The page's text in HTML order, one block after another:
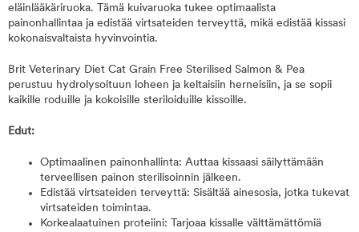
eläinlääkäriruoka. Tämä kuivaruoka tukee optimaalista
painonhallintaa ja edistää virtsateiden terveyttä, mikä edistää kissasi
kokonaisvaltaista hyvinvointia.
Brit Veterinary Diet Cat Grain Free Sterilised Salmon & Pea
perustuu hydrolysoituun loheen ja keltaisiin herneisiin, ja se sopii
kaikille roduille ja kokoisille steriloiduille kissoille.
Edut:
Optimaalinen painonhallinta: Auttaa kissaasi säilyttämään
terveellisen painon sterilisoinnin jälkeen.
Edistää virtsateiden terveyttä: Sisältää ainesosia, jotka tukevat
virtsateiden toimintaa.
Korkealaatuinen proteiini: Tarjoaa kissalle välttämättömiä